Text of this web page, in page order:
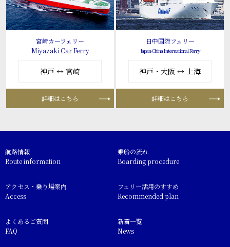
宮崎カーフェリー
Miyazaki Car Ferry
神戸 ↔ 宮崎
詳細はこちら
日中国際フェリー
Japan-China International Ferry
神戸・大阪 ↔ 上海
詳細はこちら
航路情報
Route information
乗船の流れ
Boarding procedure
アクセス・乗り場案内
Access
フェリー活用のすすめ
Recommended plan
よくあるご質問
FAQ
新着一覧
News